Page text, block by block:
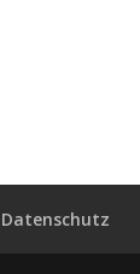
Datenschutz